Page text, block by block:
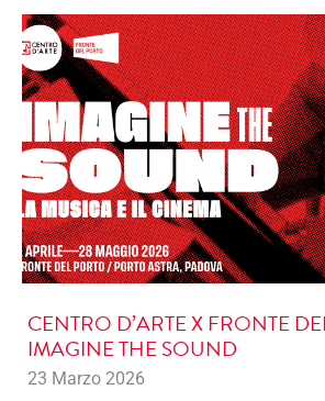
CENTRO D’ARTE X FRONTE
IMAGINE THE SOUND
23 Marzo 2026